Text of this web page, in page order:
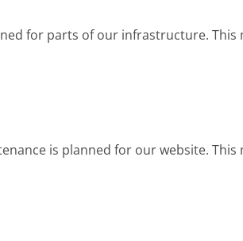
for parts of our infrastructure.
is planned for our website.